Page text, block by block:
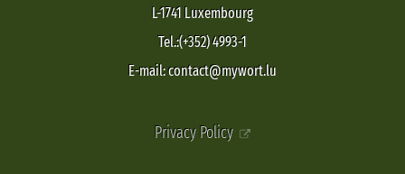
L-1741 Luxembourg
Tel.:(+352) 4993-1
E-mail: contact@mywort.lu
Privacy Policy